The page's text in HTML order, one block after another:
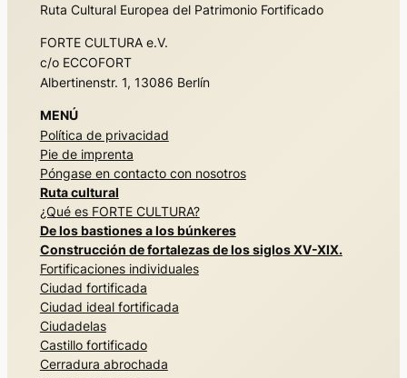
Ruta Cultural Europea del Patrimonio Fortificado
FORTE CULTURA e.V.
c/o ECCOFORT
Albertinenstr. 1, 13086 Berlín
MENÚ
Política de privacidad
Pie de imprenta
Póngase en contacto con nosotros
Ruta cultural
¿Qué es FORTE CULTURA?
De los bastiones a los búnkeres
Construcción de fortalezas de los siglos XV-XIX.
Fortificaciones individuales
Ciudad fortificada
Ciudad ideal fortificada
Ciudadelas
Castillo fortificado
Cerradura abrochada